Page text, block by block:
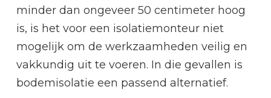
minder dan ongeveer 50 centimeter hoog
is, is het voor een isolatiemonteur niet
mogelijk om de werkzaamheden veilig en
vakkundig uit te voeren. In die gevallen is
bodemisolatie een passend alternatief.